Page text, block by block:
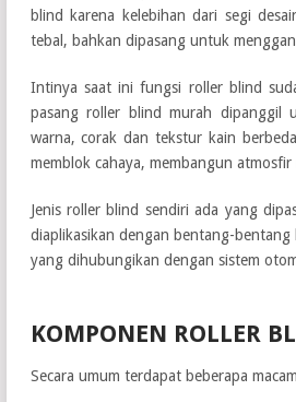
blind karena kelebihan dari segi
tebal, bahkan dipasang untuk
Intinya saat ini fungsi roller blind
pasang roller blind murah dipanggil
warna, corak dan tekstur kain
memblok cahaya, membangun
Jenis roller blind sendiri ada yang
diaplikasikan dengan bentang-
yang dihubungikan dengan sistem
KOMPONEN ROLLER
Secara umum terdapat beberapa